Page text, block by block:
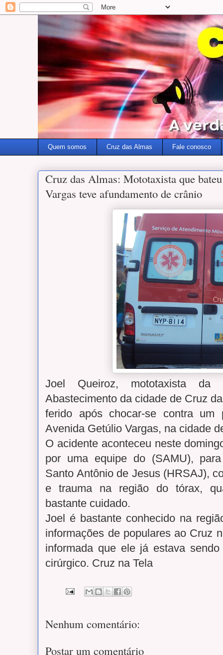
Quem somos Cruz das Almas Fale conosco
Cruz das Almas: Mototaxista que
Vargas teve afundamento de crânio
Joel Queiroz, mototaxista
Abastecimento da cidade de Cruz
ferido após chocar-se contra um
Avenida Getúlio Vargas, na cidade
O acidente aconteceu neste
por uma equipe do (SAMU),
Santo Antônio de Jesus (HRSAJ),
e trauma na região do tórax,
bastante cuidado.
Joel é bastante conhecido na
informações de populares ao Cruz
informada que ele já estava
cirúrgico. Cruz na Tela
Nenhum comentário:
Postar um comentário